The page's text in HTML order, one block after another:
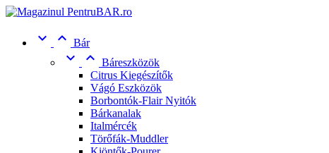
  Bár
  Báreszközök
Citrus Kiegészítők
Vágó Eszközök
Borbontók-Flair Nyitók
Bárkanalak
Italmércék
Törőfák-Muddler